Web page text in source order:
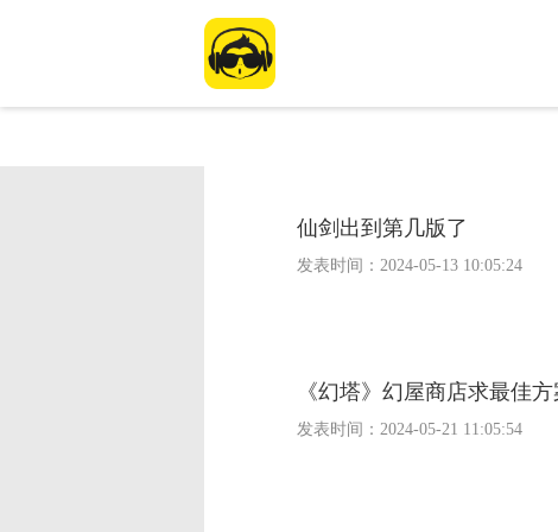
仙剑出到第几版了
发表时间： 2024-05-13 10:05:24
《幻塔》幻屋商店求最佳方
发表时间： 2024-05-21 11:05:54